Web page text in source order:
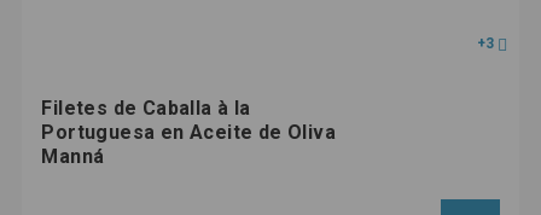
+3
Filetes de Caballa à la
Portuguesa en Aceite de Oliva
Manná